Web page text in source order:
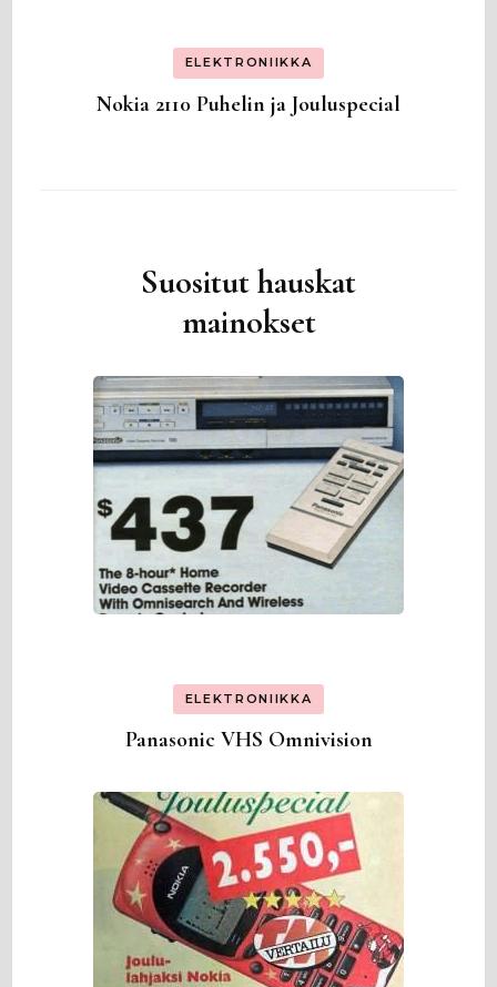
ELEKTRONIIKKA
Nokia 2110 Puhelin ja Jouluspecial
Suositut hauskat
mainokset
ELEKTRONIIKKA
Panasonic VHS Omnivision